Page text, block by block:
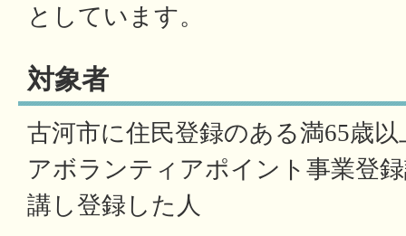
としています。
対象者
古河市に住民登録のある満65歳
アボランティアポイント事業登
講し登録した人